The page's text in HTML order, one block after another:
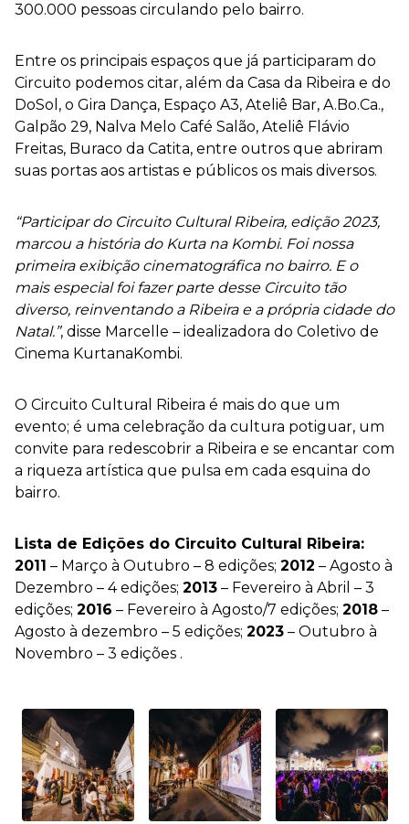
300.000 pessoas circulando pelo bairro.
Entre os principais espaços que já participaram do
Circuito podemos citar, além da Casa da Ribeira e do
DoSol, o Gira Dança, Espaço A3, Ateliê Bar, A.Bo.Ca.,
Galpão 29, Nalva Melo Café Salão, Ateliê Flávio
Freitas, Buraco da Catita, entre outros que abriram
suas portas aos artistas e públicos os mais diversos.
“Participar do Circuito Cultural Ribeira, edição 2023,
marcou a história do Kurta na Kombi. Foi nossa
primeira exibição cinematográfica no bairro. E o
mais especial foi fazer parte desse Circuito tão
diverso, reinventando a Ribeira e a própria cidade do
Natal.”, disse Marcelle – idealizadora do Coletivo de
Cinema KurtanaKombi.
O Circuito Cultural Ribeira é mais do que um
evento; é uma celebração da cultura potiguar, um
convite para redescobrir a Ribeira e se encantar com
a riqueza artística que pulsa em cada esquina do
bairro.
Lista de Edições do Circuito Cultural Ribeira:
2011 – Março à Outubro – 8 edições; 2012 – Agosto à
Dezembro – 4 edições; 2013 – Fevereiro à Abril – 3
edições; 2016 – Fevereiro à Agosto/7 edições; 2018 –
Agosto à dezembro – 5 edições; 2023 – Outubro à
Novembro – 3 edições .